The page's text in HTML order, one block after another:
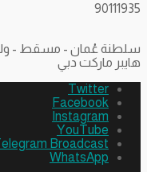
90111935
سلطنة عُمان - مسقط -
هايبر ماركت دبي
Twitter
Facebook
Instagram
YouTube
Broadcast
WhatsApp